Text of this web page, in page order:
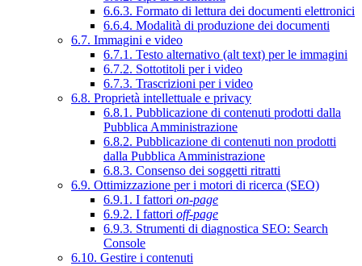
6.6.3. Formato di lettura dei documenti elettronici
6.6.4. Modalità di produzione dei documenti
6.7. Immagini e video
6.7.1. Testo alternativo (alt text) per le immagini
6.7.2. Sottotitoli per i video
6.7.3. Trascrizioni per i video
6.8. Proprietà intellettuale e privacy
6.8.1. Pubblicazione di contenuti prodotti dalla
Pubblica Amministrazione
6.8.2. Pubblicazione di contenuti non prodotti
dalla Pubblica Amministrazione
6.8.3. Consenso dei soggetti ritratti
6.9. Ottimizzazione per i motori di ricerca (SEO)
6.9.1. I fattori on-page
6.9.2. I fattori off-page
6.9.3. Strumenti di diagnostica SEO: Search
Console
6.10. Gestire i contenuti